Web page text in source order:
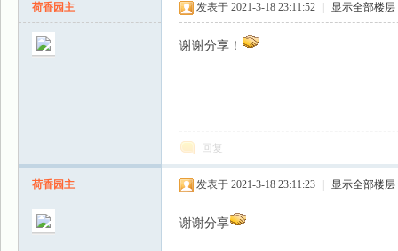
荷香园主 发表于 2021-3-18 23:11:52 显示全部楼层
谢谢分享！
回复
荷香园主 发表于 2021-3-18 23:11:23 显示全部楼层
谢谢分享